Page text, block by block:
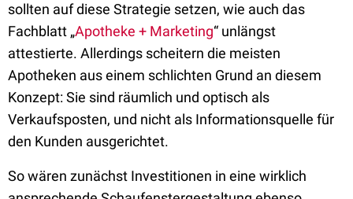
sollten auf diese Strategie setzen, wie auch das
Fachblatt „Apotheke + Marketing“ unlängst
attestierte. Allerdings scheitern die meisten
Apotheken aus einem schlichten Grund an diesem
Konzept: Sie sind räumlich und optisch als
Verkaufsposten, und nicht als Informationsquelle für
den Kunden ausgerichtet.
So wären zunächst Investitionen in eine wirklich